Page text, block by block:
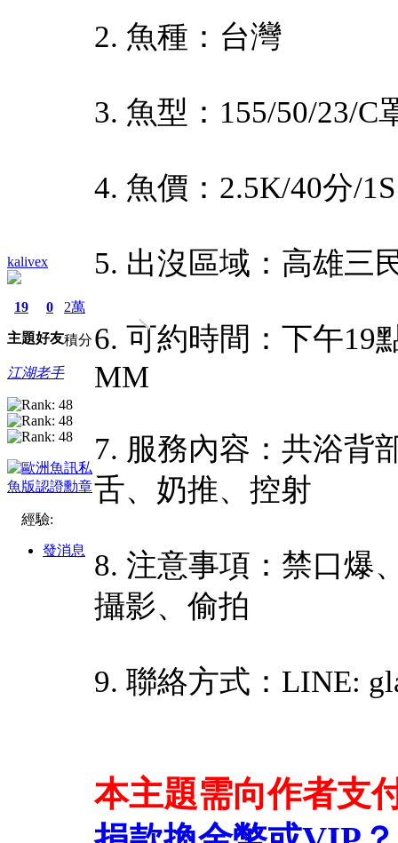
kalivex
19
主題
0
好友
2萬
積分
江湖老手
經驗:
發消息
2. 魚種：台灣
3. 魚型：155/50/23/C
4. 魚價：2.5K/40分/
5. 出沒區域：高雄三
6. 可約時間：下午19
MM
7. 服務內容：共浴背
舌、奶推、控射
8. 注意事項：禁口爆
攝影、偷拍
9. 聯絡方式：LINE:
本主題需向作者支